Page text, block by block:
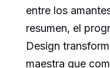
entre los
resumen, el
Design
maestra que